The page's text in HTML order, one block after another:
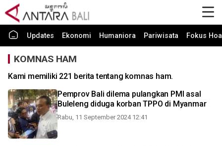
Updates Ekonomi Humaniora Pariwisata Fokus
KOMNAS HAM
Kami memiliki 221 berita tentang komnas ham.
Pemprov Bali dilema pulangkan PMI asal
Buleleng diduga korban TPPO di Myanmar
Rabu, 11 September 2024 12:41